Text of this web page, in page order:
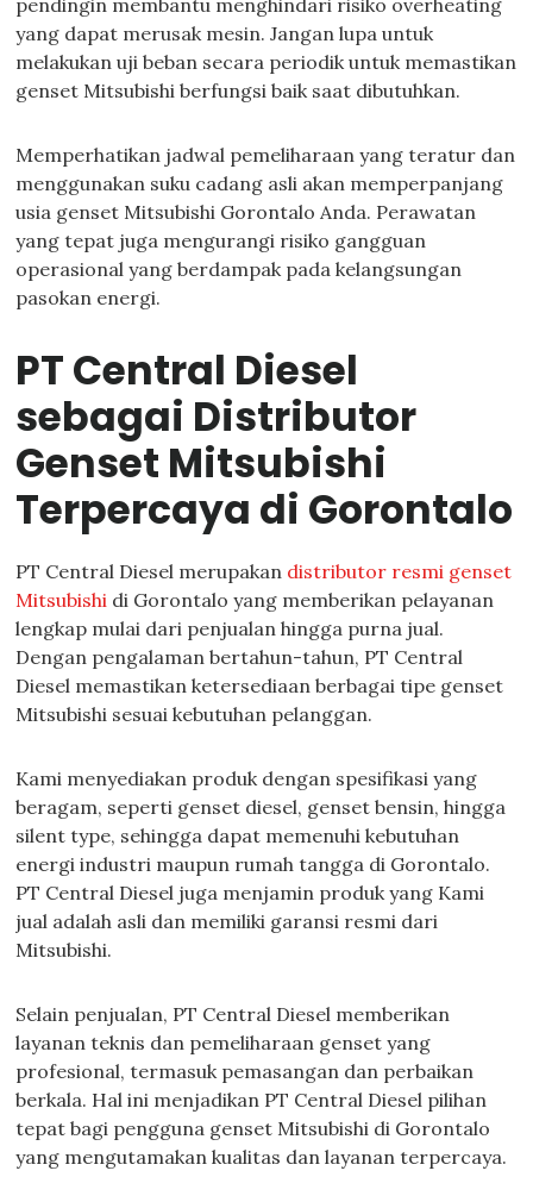
pendingin membantu menghindari risiko overheating
yang dapat merusak mesin. Jangan lupa untuk
melakukan uji beban secara periodik untuk memastikan
genset Mitsubishi berfungsi baik saat dibutuhkan.
Memperhatikan jadwal pemeliharaan yang teratur dan
menggunakan suku cadang asli akan memperpanjang
usia genset Mitsubishi Gorontalo Anda. Perawatan
yang tepat juga mengurangi risiko gangguan
operasional yang berdampak pada kelangsungan
pasokan energi.
PT Central Diesel
sebagai Distributor
Genset Mitsubishi
Terpercaya di Gorontalo
PT Central Diesel merupakan distributor resmi genset
Mitsubishi di Gorontalo yang memberikan pelayanan
lengkap mulai dari penjualan hingga purna jual.
Dengan pengalaman bertahun-tahun, PT Central
Diesel memastikan ketersediaan berbagai tipe genset
Mitsubishi sesuai kebutuhan pelanggan.
Kami menyediakan produk dengan spesifikasi yang
beragam, seperti genset diesel, genset bensin, hingga
silent type, sehingga dapat memenuhi kebutuhan
energi industri maupun rumah tangga di Gorontalo.
PT Central Diesel juga menjamin produk yang Kami
jual adalah asli dan memiliki garansi resmi dari
Mitsubishi.
Selain penjualan, PT Central Diesel memberikan
layanan teknis dan pemeliharaan genset yang
profesional, termasuk pemasangan dan perbaikan
berkala. Hal ini menjadikan PT Central Diesel pilihan
tepat bagi pengguna genset Mitsubishi di Gorontalo
yang mengutamakan kualitas dan layanan terpercaya.